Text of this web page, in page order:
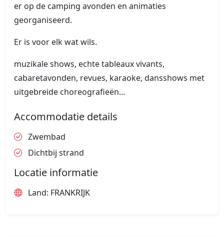
er op de camping avonden en animaties
georganiseerd.
Er is voor elk wat wils.
muzikale shows, echte tableaux vivants,
cabaretavonden, revues, karaoke, dansshows met
uitgebreide choreografieën...
Accommodatie details
Zwembad
Dichtbij strand
Locatie informatie
Land: FRANKRIJK